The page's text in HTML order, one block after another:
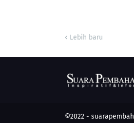
Lebih baru
©2022 -